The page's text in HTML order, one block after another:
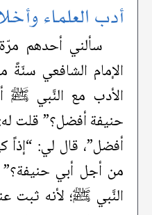
أدب العلماء
سألني أحدهم
الإمام الشافعي
الأدب مع النَّبي ﷺ
حنيفة أفضل؟” قلت
أفضل”، قال لي:
من أجل أبي
النَّبي ﷺ؛ لأنه ثبت